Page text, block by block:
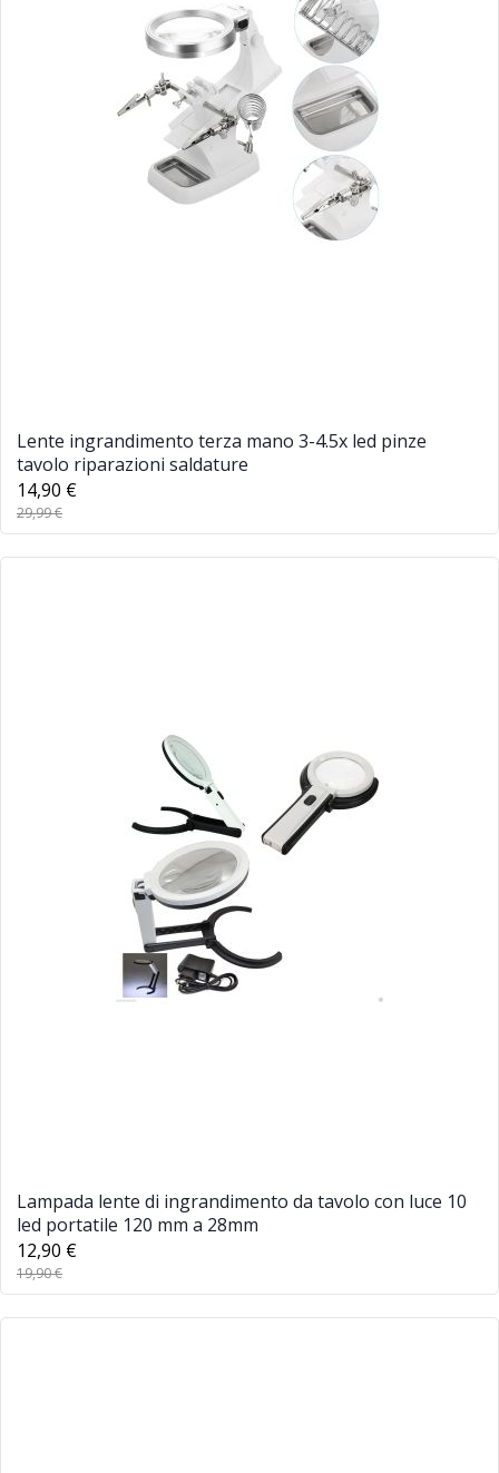
Lente ingrandimento terza mano 3-4.5x led pinze
tavolo riparazioni saldature
14,90 €
29,99 €
Lampada lente di ingrandimento da tavolo con luce 10
led portatile 120 mm a 28mm
12,90 €
19,90 €